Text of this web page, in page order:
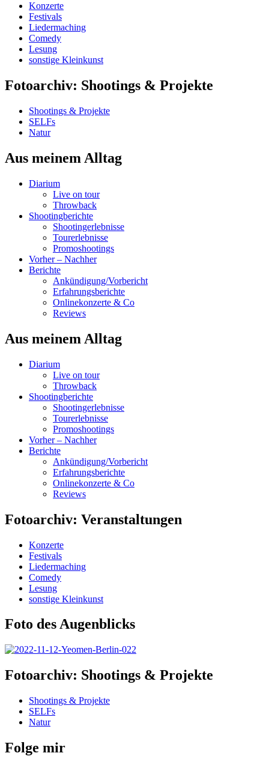
Konzerte
Festivals
Liedermaching
Comedy
Lesung
sonstige Kleinkunst
Fotoarchiv: Shootings & Projekte
Shootings & Projekte
SELFs
Natur
Aus meinem Alltag
Diarium
Live on tour
Throwback
Shootingberichte
Shootingerlebnisse
Tourerlebnisse
Promoshootings
Vorher – Nachher
Berichte
Ankündigung/Vorbericht
Erfahrungsberichte
Onlinekonzerte & Co
Reviews
Aus meinem Alltag
Diarium
Live on tour
Throwback
Shootingberichte
Shootingerlebnisse
Tourerlebnisse
Promoshootings
Vorher – Nachher
Berichte
Ankündigung/Vorbericht
Erfahrungsberichte
Onlinekonzerte & Co
Reviews
Fotoarchiv: Veranstaltungen
Konzerte
Festivals
Liedermaching
Comedy
Lesung
sonstige Kleinkunst
Foto des Augenblicks
Fotoarchiv: Shootings & Projekte
Shootings & Projekte
SELFs
Natur
Folge mir